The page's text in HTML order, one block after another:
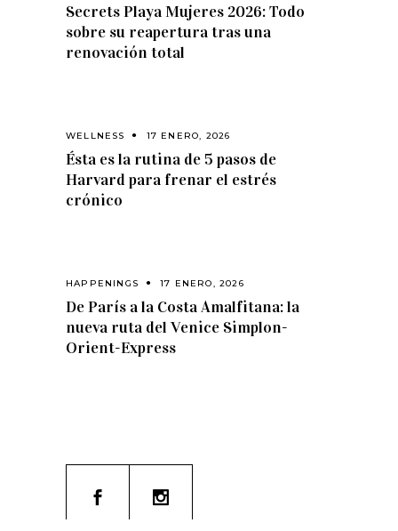
Secrets Playa Mujeres 2026: Todo
sobre su reapertura tras una
renovación total
WELLNESS 17 ENERO, 2026
Ésta es la rutina de 5 pasos de
Harvard para frenar el estrés
crónico
HAPPENINGS 17 ENERO, 2026
De París a la Costa Amalfitana: la
nueva ruta del Venice Simplon-
Orient-Express